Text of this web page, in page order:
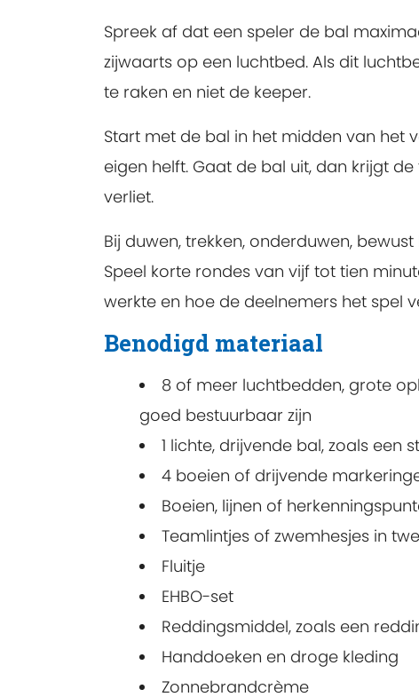
Spreek af dat een speler de bal
zijwaarts op een luchtbed. Als dit
te raken en niet de keeper.
Start met de bal in het midden van het
eigen helft. Gaat de bal uit, dan krijgt
verliet.
Bij duwen, trekken, onderduwen,
Speel korte rondes van vijf tot tien
werkte en hoe de deelnemers het spel
Benodigd materiaal
8 of meer luchtbedden, grote
goed bestuurbaar zijn
1 lichte, drijvende bal, zoals een
4 boeien of drijvende
Boeien, lijnen of
Teamlintjes of zwemhesjes in
Fluitje
EHBO-set
Reddingsmiddel, zoals een
Handdoeken en droge kleding
Zonnebrandcrème